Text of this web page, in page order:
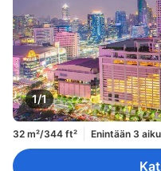
1/1
32 m²/344 ft² Enintään 3